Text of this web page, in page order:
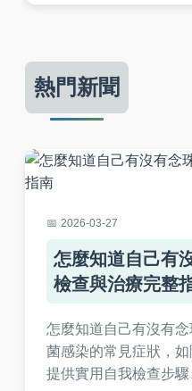
熱門新聞
2026-03-27
怎麼知道自己有
檢查與治療完整
怎麼知道自己有沒有
菌感染的常見症狀，
提供實用自我檢查步